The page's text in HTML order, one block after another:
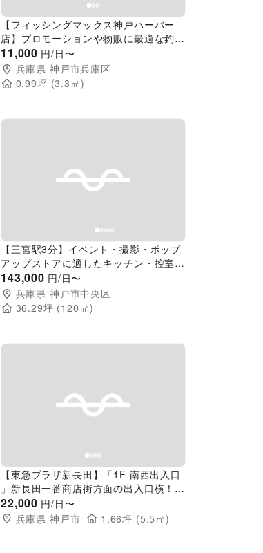
【フィッシングマックス神戸ハーバー
店】プロモーションや物販に最適な釣具
店内レジ横の近くのレンタルスペース
11,000 円/日〜
兵庫県 神戸市兵庫区
0.99坪 (3.3 ㎡)
Previous slide
【三宮駅3分】イベント・撮影・ポップ
アップストアに適したキッチン・控室付
きレンタルスペース
143,000 円/日〜
兵庫県 神戸市中央区
36.29坪 (120 ㎡)
Previous slide
【東急プラザ新長田】「1F 南西出入口
」新長田一番商店街方面の出入口横！ポ
ップアップストアやPRイベントに最適
な視認性の高いイベントスペース
22,000 円/日〜
兵庫県 神戸市 1.66坪 (5.5 ㎡)